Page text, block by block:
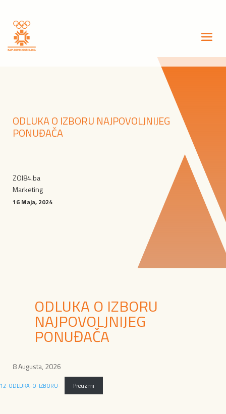
ODLUKA O IZBORU NAJPOVOLJNIJEG
PONUĐAČA
ZOI84.ba
Marketing
16 Maja, 2024
ODLUKA O IZBORU
NAJPOVOLJNIJEG
PONUĐAČA
8 Augusta, 2026
12-ODLUKA-O-IZBORU- Preuzmi